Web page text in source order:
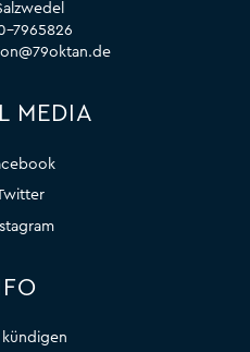
7965826
MEDIA